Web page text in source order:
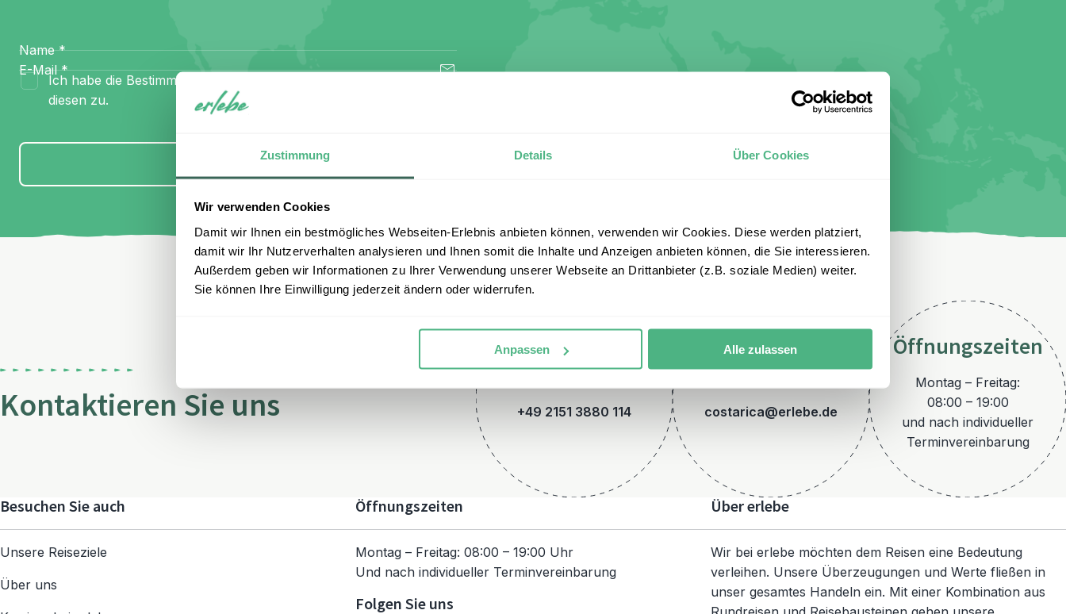
Zustimmung Details Über Cookies
Wir verwenden Cookies
Damit wir Ihnen ein bestmögliches Webseiten-Erlebnis anbieten können, verwenden wir Cookies. Diese werden platziert,
damit wir Ihr Nutzerverhalten analysieren und Ihnen somit die Inhalte und Anzeigen anbieten können, die Sie interessieren.
Außerdem geben wir Informationen zu Ihrer Verwendung unserer Webseite an Drittanbieter (z.B. soziale Medien) weiter.
Sie können Ihre Einwilligung jederzeit ändern oder widerrufen.
Anpassen Alle zulassen
Name *
E-Mail *
Ich habe die Bestimmungen zum
diesen zu.
Anmelden
Kontaktieren Sie uns
Telefon
+49 2151 3880 114
E-Mail
costarica@erlebe.de
Öffnungszeiten
Montag – Freitag:
08:00 – 19:00
und nach individueller
Terminvereinbarung
Besuchen Sie auch
Unsere Reiseziele
Über uns
Öffnungszeiten
Montag – Freitag: 08:00 – 19:00 Uhr
Und nach individueller Terminvereinbarung
Folgen Sie uns
Über erlebe
Wir bei erlebe möchten dem Reisen eine Bedeutung
verleihen. Unsere Überzeugungen und Werte fließen in
unser gesamtes Handeln ein. Mit einer Kombination aus